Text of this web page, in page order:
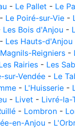
- Le Pallet - Le
- Le Poiré-sur-Vie -
Les Bois d'Anjou -
- Les Hauts-d'Anjou
Reigniers -
Rairies - Les
sur-Vendée - Le
- L'Huisserie -
- Livet - Livré-la-
- Lombron -
en-Anjou -